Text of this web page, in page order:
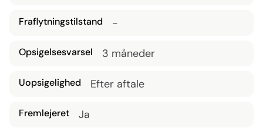
Fraflytningstilstand -
Opsigelsesvarsel 3 måneder
Uopsigelighed Efter aftale
Fremlejeret Ja